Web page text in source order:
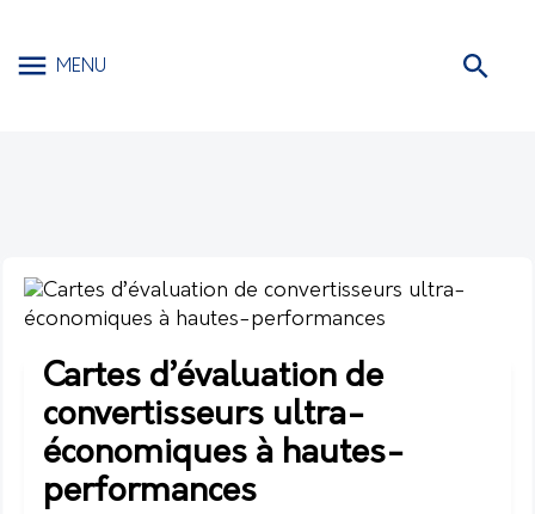
MENU
Cartes d’évaluation de
convertisseurs ultra-
économiques à hautes-
performances